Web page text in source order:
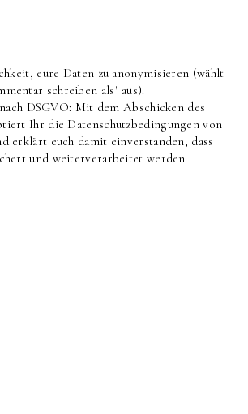
eure Daten zu anonymisieren (wählt
schreiben als" aus).
DSGVO: Mit dem Abschicken des
Ihr die Datenschutzbedingungen von
erklärt euch damit einverstanden, dass
und weiterverarbeitet werden